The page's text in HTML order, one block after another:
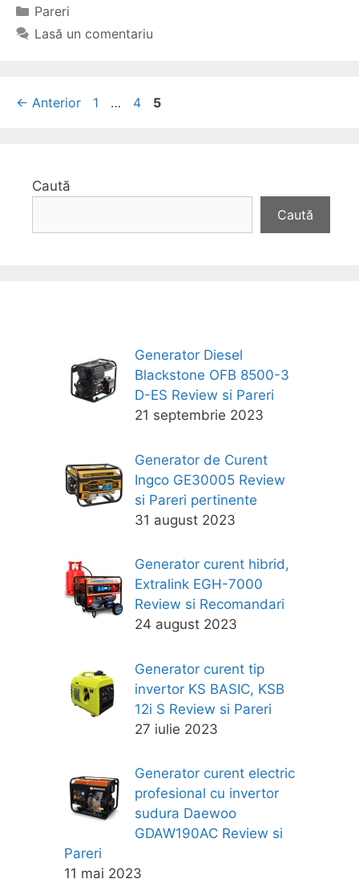
Categorii
Pareri
Lasă un comentariu
Navigare
← Anterior Pagina
1 … Pagina
4 Pagina
5
Caută
Caută
Generator Diesel
Blackstone OFB 8500-3
D-ES Review si Pareri
21 septembrie 2023
Generator de Curent
Ingco GE30005 Review
si Pareri pertinente
31 august 2023
Generator curent hibrid,
Extralink EGH-7000
Review si Recomandari
24 august 2023
Generator curent tip
invertor KS BASIC, KSB
12i S Review si Pareri
27 iulie 2023
Generator curent electric
profesional cu invertor
sudura Daewoo
GDAW190AC Review si
Pareri
11 mai 2023